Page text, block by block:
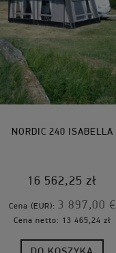
NORDIC 240 ISABELLA
16 562,25 zł
Cena (EUR): 3 897,00 €
Cena netto: 13 465,24 zł